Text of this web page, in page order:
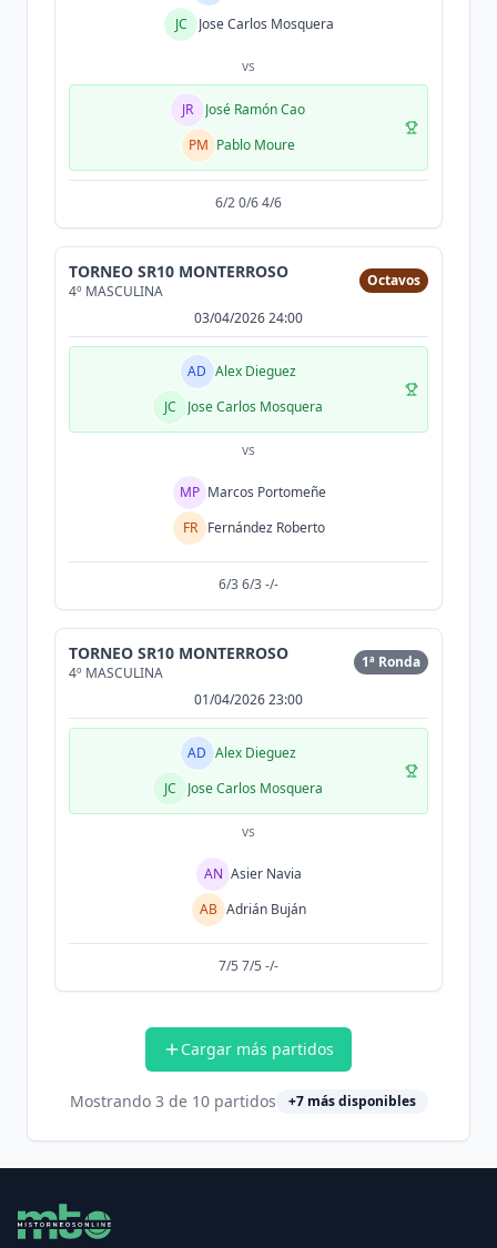
JC
Jose Carlos Mosquera
vs
JR
José Ramón Cao
PM Pablo Moure
6/2 0/6 4/6
TORNEO SR10 MONTERROSO
4º MASCULINA
Octavos
03/04/2026 24:00
AD Alex Dieguez
JC
Jose Carlos Mosquera
vs
MP Marcos Portomeñe
FR
Fernández Roberto
6/3 6/3 -/-
TORNEO SR10 MONTERROSO
4º MASCULINA
1ª Ronda
01/04/2026 23:00
AD Alex Dieguez
JC
Jose Carlos Mosquera
vs
AN Asier Navia
AB Adrián Buján
7/5 7/5 -/-
Cargar más partidos
Mostrando 3 de 10partidos +7más disponibles